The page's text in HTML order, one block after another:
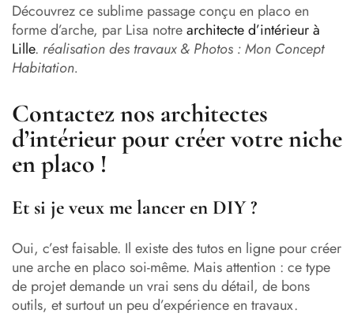
Découvrez ce sublime passage conçu en placo en
forme d’arche, par Lisa notrearchitecte d’intérieur à
Lille. réalisation des travaux & Photos : Mon Concept
Habitation.
Contactez nos architectes
d’intérieur pour créer votre niche
en placo !
Et si je veux me lancer en DIY ?
Oui, c’est faisable. Il existe des tutos en ligne pour créer
une arche en placo soi-même. Mais attention : ce type
de projet demande un vrai sens du détail, de bons
outils, et surtout un peu d’expérience en travaux.